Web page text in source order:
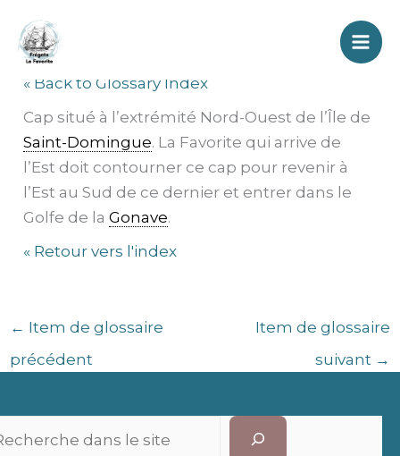
contenu
Cap Saint-Nicolas
« Back to Glossary Index
Cap situé à l’extrémité Nord-Ouest de l’Île de
Saint-Domingue. La Favorite qui arrive de
l’Est doit contourner ce cap pour revenir à
l’Est au Sud de ce dernier et entrer dans le
Golfe de laGonave.
« Retour vers l'index
← Item de glossaire
précédent
Item de glossaire
suivant →